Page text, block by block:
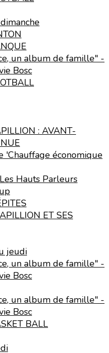
un album de famille" -
Bosc
: AVANT-
'Chauffage économique
Hauts Parleurs
ET SES
jeudi
un album de famille" -
Bosc
un album de famille" -
Bosc
BALL